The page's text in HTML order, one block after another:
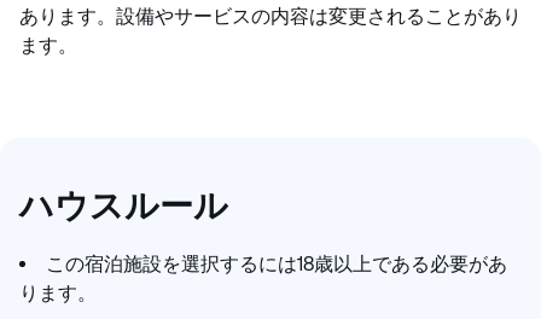
あります。設備やサービスの内容は変更されることがあり
ます。
ハウスルール
この宿泊施設を選択するには18歳以上である必要があ
ります。